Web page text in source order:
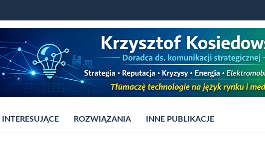
INTERESUJĄCE ROZWIĄZANIA INNE PUBLIKACJE